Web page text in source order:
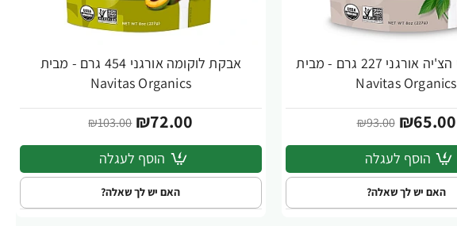
אבקת זרעי הצ'יה אורגני 227 גרם - מבית
Navitas Organics
₪65.00
₪93.00
הוסף לעגלה
האם יש לך שאלה?
אבקת לוקומה אורגני 454 גרם - מבית
Navitas Organics
₪72.00
₪103.00
הוסף לעגלה
האם יש לך שאלה?